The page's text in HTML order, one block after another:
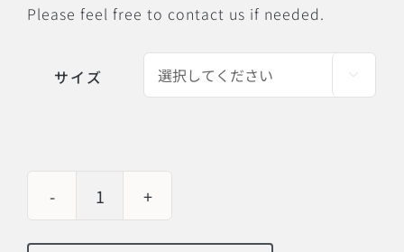
Please feel free to contact us if needed.
サイズ 
FilMelange
CASEY